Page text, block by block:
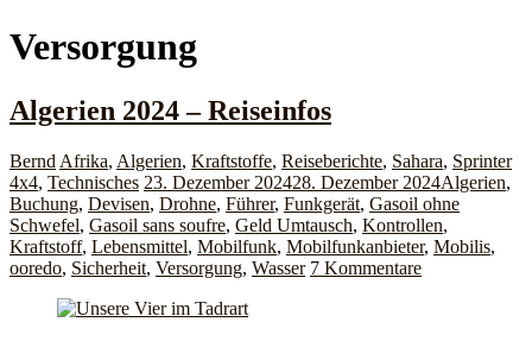
Versorgung
Algerien 2024 – Reiseinfos
Bernd Afrika, Algerien, Kraftstoffe, Reiseberichte, Sahara, Sprinter
4x4, Technisches 23. Dezember 202428. Dezember 2024Algerien,
Buchung, Devisen, Drohne, Führer, Funkgerät, Gasoil ohne
Schwefel, Gasoil sans soufre, Geld Umtausch, Kontrollen,
Kraftstoff, Lebensmittel, Mobilfunk, Mobilfunkanbieter, Mobilis,
ooredo, Sicherheit, Versorgung, Wasser 7 Kommentare